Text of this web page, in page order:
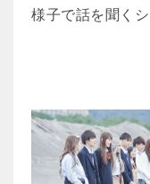
様子で話を聞く